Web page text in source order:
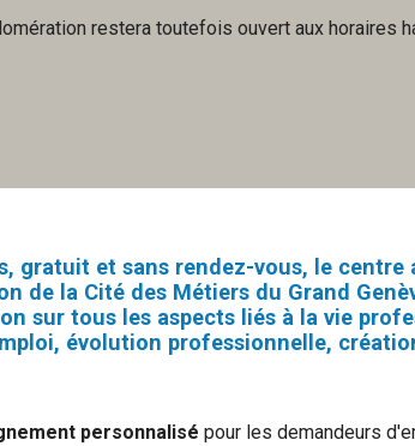
restera toutefois ouvert aux horaires
gratuit et sans rendez-vous, le centre
de la Cité des Métiers du Grand
sur tous les aspects liés à la vie
évolution professionnelle,
personnalisé pour les demandeurs